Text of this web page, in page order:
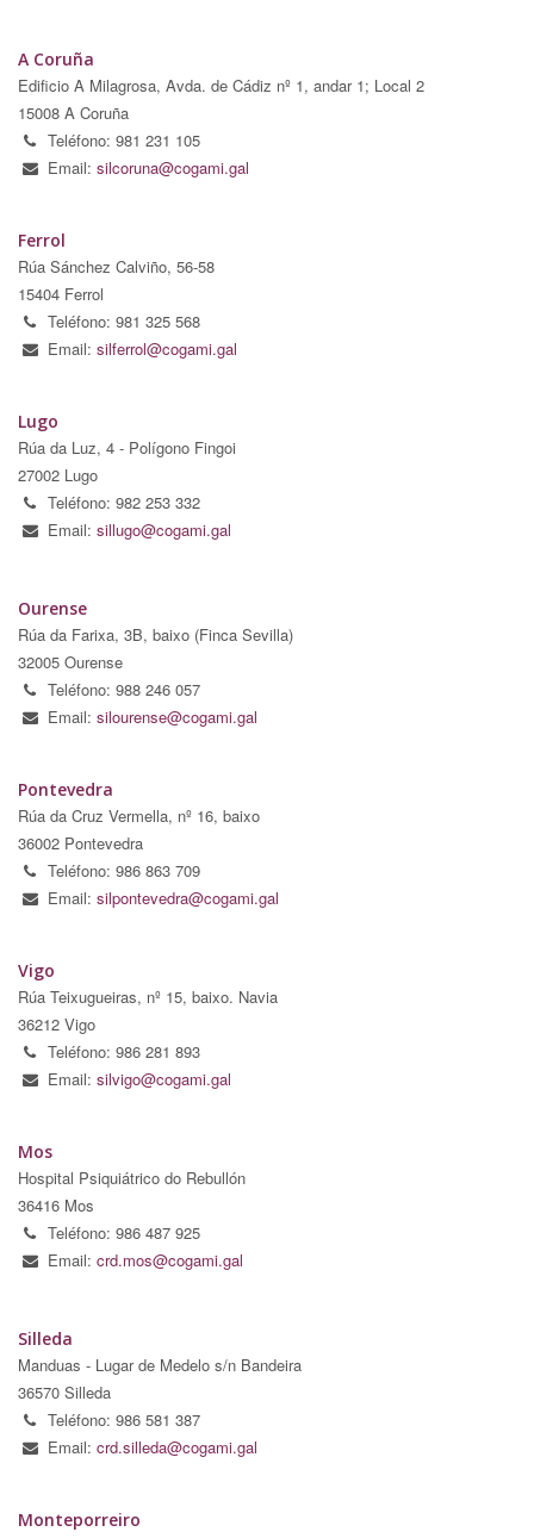
A Coruña
Edificio A Milagrosa, Avda. de Cádiz nº 1, andar 1; Local 2
15008 A Coruña
Teléfono: 981 231 105
Email: silcoruna@cogami.gal
Ferrol
Rúa Sánchez Calviño, 56-58
15404 Ferrol
Teléfono: 981 325 568
Email: silferrol@cogami.gal
Lugo
Rúa da Luz, 4 - Polígono Fingoi
27002 Lugo
Teléfono: 982 253 332
Email: sillugo@cogami.gal
Ourense
Rúa da Farixa, 3B, baixo (Finca Sevilla)
32005 Ourense
Teléfono: 988 246 057
Email: silourense@cogami.gal
Pontevedra
Rúa da Cruz Vermella, nº 16, baixo
36002 Pontevedra
Teléfono: 986 863 709
Email: silpontevedra@cogami.gal
Vigo
Rúa Teixugueiras, nº 15, baixo. Navia
36212 Vigo
Teléfono: 986 281 893
Email: silvigo@cogami.gal
Mos
Hospital Psiquiátrico do Rebullón
36416 Mos
Teléfono: 986 487 925
Email: crd.mos@cogami.gal
Silleda
Manduas - Lugar de Medelo s/n Bandeira
36570 Silleda
Teléfono: 986 581 387
Email: crd.silleda@cogami.gal
Monteporreiro